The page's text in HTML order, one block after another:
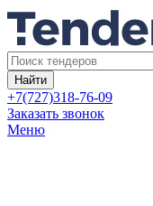
Найти
+7(727)318-76-09
Заказать звонок
Меню